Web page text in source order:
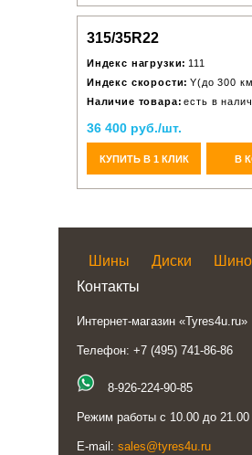
315/35R22
Индекс нагрузки: 111
Индекс скорости: Y(до 300
Наличие товара: есть в
36 400 руб./шт.
КУПИТЬ В 1 КЛИК В
Шины Диски
Контакты
Интернет-магазин «Tyres4u.ru»
Телефон: +7 (495) 741-86-86
8-926-224-90-85
Режим работы с 10.00 до
E-mail: sales@tyres4u.ru